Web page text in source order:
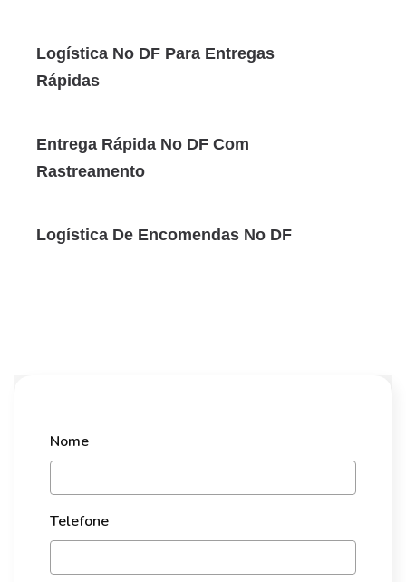
Logística No DF Para Entregas
Rápidas
Entrega Rápida No DF Com
Rastreamento
Logística De Encomendas No DF
Nome
Telefone